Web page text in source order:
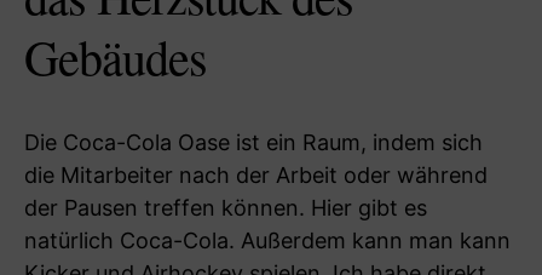
Gebäudes
Die Coca-Cola Oase ist ein Raum, indem sich
die Mitarbeiter nach der Arbeit oder während
der Pausen treffen können. Hier gibt es
natürlich Coca-Cola. Außerdem kann man kann